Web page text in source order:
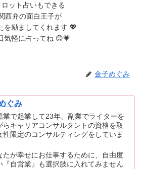
ロット占いもできる
西弁の面白王子が
を励ましてくれます 💖
気軽に占ってね 😊💗
金子めぐみ
ぐみ
で起業して23年、副業でライターを
らキャリアコンサルタントの資格を取
性限定のコンサルティングをしていま
が幸せにお仕事するために、自由度
『自営業』も選択肢に入れてみません